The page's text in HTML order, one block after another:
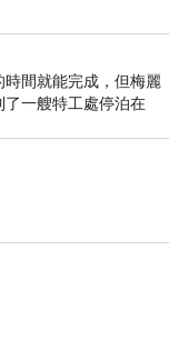
間就能完成，但梅麗
一艘特工處停泊在